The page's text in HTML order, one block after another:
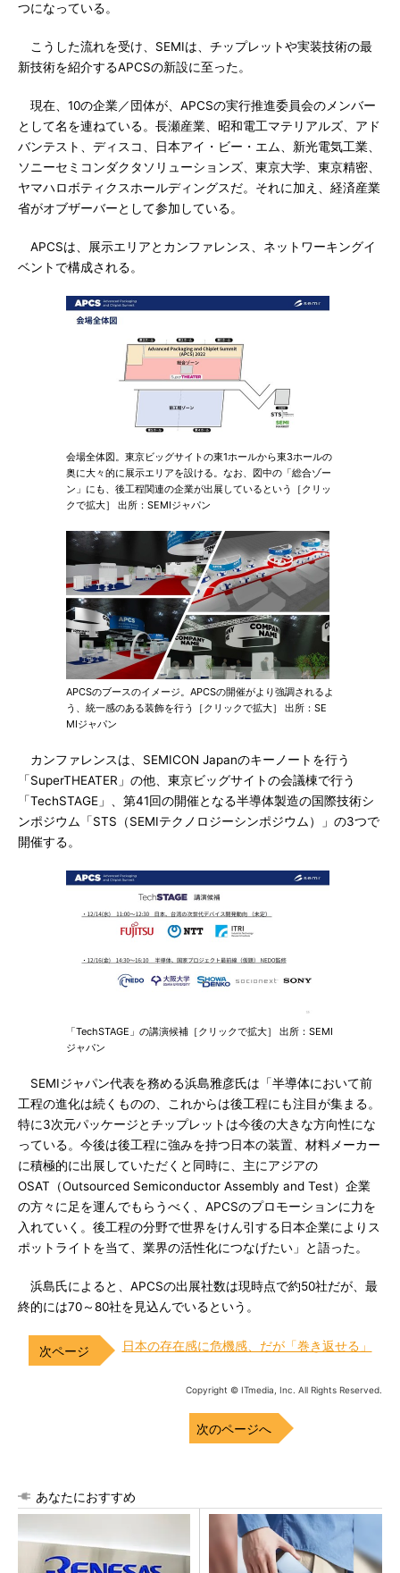
つになっている。
こうした流れを受け、SEMIは、チップレットや実装技術の最
新技術を紹介するAPCSの新設に至った。
現在、10の企業／団体が、APCSの実行推進委員会のメンバー
として名を連ねている。長瀬産業、昭和電工マテリアルズ、アド
バンテスト、ディスコ、日本アイ・ビー・エム、新光電気工業、
ソニーセミコンダクタソリューションズ、東京大学、東京精密、
ヤマハロボティクスホールディングスだ。それに加え、経済産業
省がオブザーバーとして参加している。
APCSは、展示エリアとカンファレンス、ネットワーキングイ
ベントで構成される。
会場全体図。東京ビッグサイトの東1ホールから東3ホールの
奥に大々的に展示エリアを設ける。なお、図中の「総合ゾー
ン」にも、後工程関連の企業が出展しているという［クリッ
クで拡大］ 出所：SEMIジャパン
APCSのブースのイメージ。APCSの開催がより強調されるよ
う、統一感のある装飾を行う［クリックで拡大］ 出所：SE
MIジャパン
カンファレンスは、SEMICON Japanのキーノートを行う
「SuperTHEATER」の他、東京ビッグサイトの会議棟で行う
「TechSTAGE」、第41回の開催となる半導体製造の国際技術シ
ンポジウム「STS（SEMIテクノロジーシンポジウム）」の3つで
開催する。
「TechSTAGE」の講演候補［クリックで拡大］ 出所：SEMI
ジャパン
SEMIジャパン代表を務める浜島雅彦氏は「半導体において前
工程の進化は続くものの、これからは後工程にも注目が集まる。
特に3次元パッケージとチップレットは今後の大きな方向性にな
っている。今後は後工程に強みを持つ日本の装置、材料メーカー
に積極的に出展していただくと同時に、主にアジアの
OSAT（Outsourced Semiconductor Assembly and Test）企業
の方々に足を運んでもらうべく、APCSのプロモーションに力を
入れていく。後工程の分野で世界をけん引する日本企業によりス
ポットライトを当て、業界の活性化につなげたい」と語った。
浜島氏によると、APCSの出展社数は現時点で約50社だが、最
終的には70～80社を見込んでいるという。
日本の存在感に危機感、だが「巻き返せる」
Copyright © ITmedia, Inc. All Rights Reserved.
次のページへ
あなたにおすすめ